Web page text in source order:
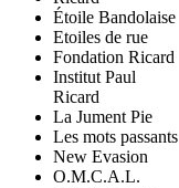
Étoile Bandolaise
Etoiles de rue
Fondation Ricard
Institut Paul
Ricard
La Jument Pie
Les mots passants
New Evasion
O.M.C.A.L.